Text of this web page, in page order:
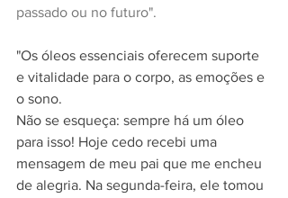
passado ou no futuro".
"Os óleos essenciais oferecem suporte
e vitalidade para o corpo, as emoções e
o sono.
Não se esqueça: sempre há um óleo
para isso! Hoje cedo recebi uma
mensagem de meu pai que me encheu
de alegria. Na segunda-feira, ele tomou